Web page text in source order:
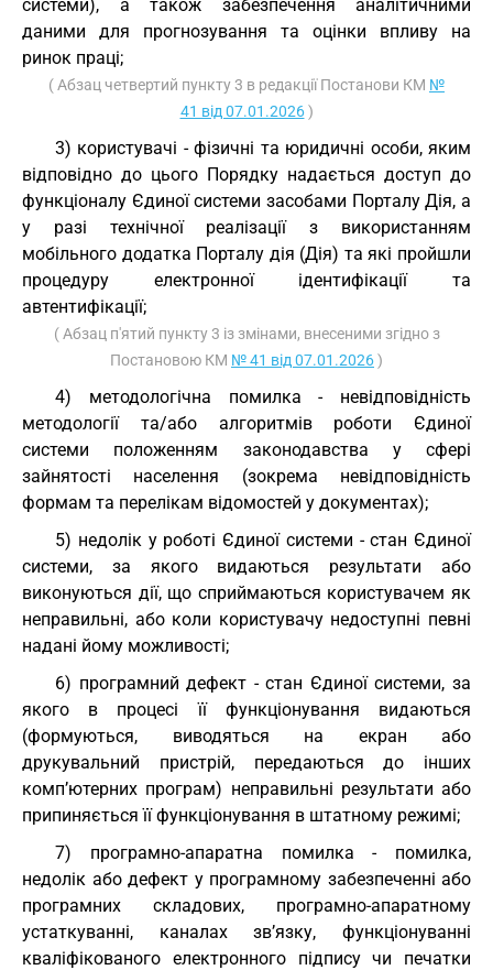
системи), а також забезпечення аналітичними
даними для прогнозування та оцінки впливу на
ринок праці;
( Абзац четвертий пункту 3 в редакції Постанови КМ №
41 від 07.01.2026)
3) користувачі - фізичні та юридичні особи, яким
відповідно до цього Порядку надається доступ до
функціоналу Єдиної системи засобами Порталу Дія, а
у разі технічної реалізації з використанням
мобільного додатка Порталу дія (Дія) та які пройшли
процедуру електронної ідентифікації та
автентифікації;
( Абзац п'ятий пункту 3 із змінами, внесеними згідно з
Постановою КМ № 41 від 07.01.2026)
4) методологічна помилка - невідповідність
методології та/або алгоритмів роботи Єдиної
системи положенням законодавства у сфері
зайнятості населення (зокрема невідповідність
формам та перелікам відомостей у документах);
5) недолік у роботі Єдиної системи - стан Єдиної
системи, за якого видаються результати або
виконуються дії, що сприймаються користувачем як
неправильні, або коли користувачу недоступні певні
надані йому можливості;
6) програмний дефект - стан Єдиної системи, за
якого в процесі її функціонування видаються
(формуються, виводяться на екран або
друкувальний пристрій, передаються до інших
комп’ютерних програм) неправильні результати або
припиняється її функціонування в штатному режимі;
7) програмно-апаратна помилка - помилка,
недолік або дефект у програмному забезпеченні або
програмних складових, програмно-апаратному
устаткуванні, каналах зв’язку, функціонуванні
кваліфікованого електронного підпису чи печатки